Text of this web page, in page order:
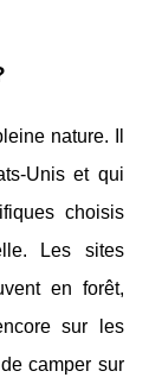
nature. Il
Unis et qui
choisis
Les sites
en forêt,
sur les
camper sur